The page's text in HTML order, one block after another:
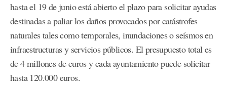
hasta el 19 de junio está abierto el plazo para solicitar ayudas
destinadas a paliar los daños provocados por catástrofes
naturales tales como temporales, inundaciones o seísmos en
infraestructuras y servicios públicos. El presupuesto total es
de 4 millones de euros y cada ayuntamiento puede solicitar
hasta 120.000 euros.